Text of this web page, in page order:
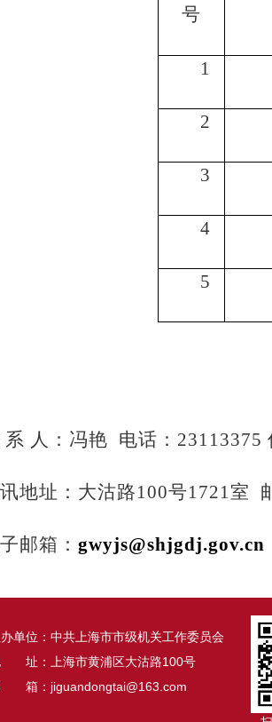
号
1
2
3
4
5
系 人： 冯艳 电话： 23113375
地址：大沽路100号1721室
邮箱： gwyjs@shjgdj.gov.cn